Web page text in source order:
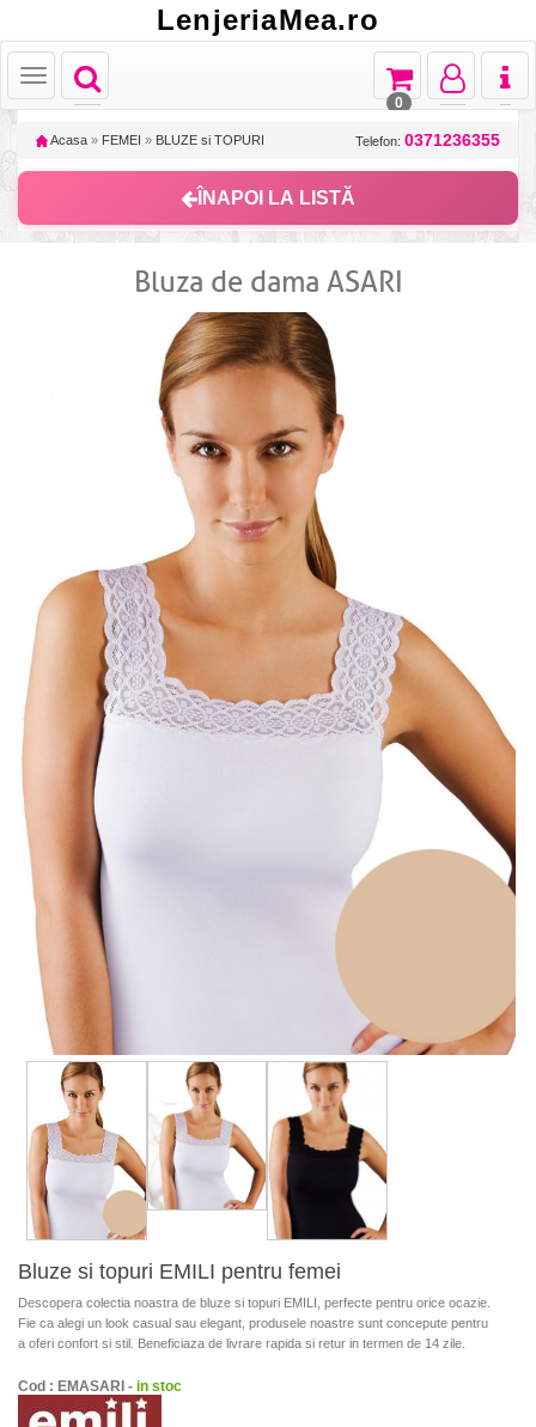
LenjeriaMea.ro
Toggle
navigation
Toggle
Toggle
navigation
Toggle
navigation
Toggle
navigation
0
Acasa » FEMEI » BLUZE si TOPURI Telefon: 0371236355
ÎNAPOI LA LISTĂ
Bluza de dama ASARI
Bluze si topuri EMILI pentru femei
Descopera colectia noastra de bluze si topuri EMILI, perfecte pentru orice ocazie.
Fie ca alegi un look casual sau elegant, produsele noastre sunt concepute pentru
a oferi confort si stil. Beneficiaza de livrare rapida si retur in termen de 14 zile.
Cod : EMASARI - in stoc